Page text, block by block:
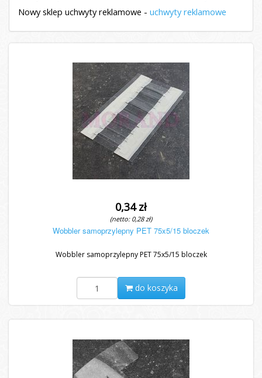
Nowy sklep uchwyty reklamowe - uchwyty reklamowe
0,34 zł
(netto: 0,28 zł)
Wobbler samoprzylepny PET 75x5/15 bloczek
Wobbler samoprzylepny PET 75x5/15 bloczek
do koszyka